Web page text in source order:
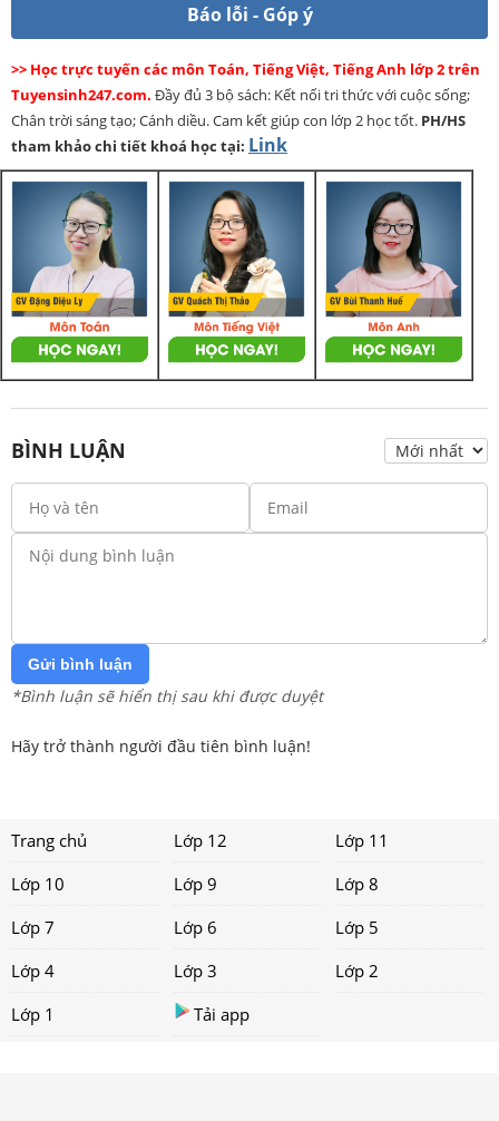
Báo lỗi - Góp ý
>> Học trực tuyến các môn Toán, Tiếng Việt, Tiếng Anh lớp 2 trên
Tuyensinh247.com. Đầy đủ 3 bộ sách: Kết nối tri thức với cuộc sống;
Chân trời sáng tạo; Cánh diều. Cam kết giúp con lớp 2 học tốt. PH/HS
tham khảo chi tiết khoá học tại: Link
BÌNH LUẬN
Gửi bình luận
*Bình luận sẽ hiển thị sau khi được duyệt
Hãy trở thành người đầu tiên bình luận!
Trang chủ Lớp 12
Lớp 11
Lớp 10
Lớp 9
Lớp 8
Lớp 7
Lớp 6
Lớp 5
Lớp 4
Lớp 3
Lớp 2
Lớp 1
Tải app